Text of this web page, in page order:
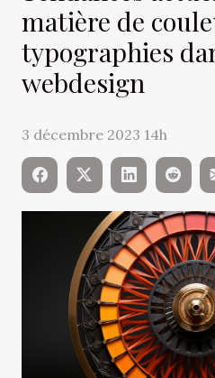
matière de
typographies
webdesign
3 décembre 2023 14h